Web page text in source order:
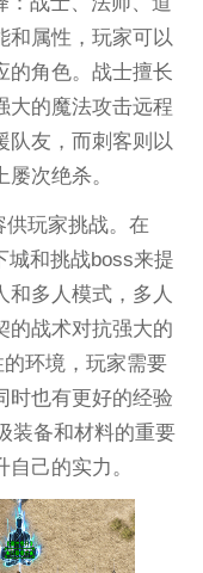
和属性，玩家可以
的角色。战士擅长
大的魔法攻击远程
队友，而刺客则以
次绝杀。
供玩家挑战。在
城和挑战boss来提
和多人模式，多人
的战术对抗强大的
环境，玩家需要
时也有更好的经验
装备和材料的重要
己的实力。